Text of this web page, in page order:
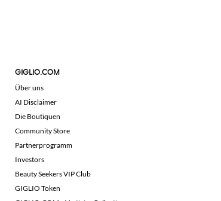
GIGLIO.COM
Über uns
AI Disclaimer
Die Boutiquen
Community Store
Partnerprogramm
Investors
Beauty Seekers VIP Club
GIGLIO Token